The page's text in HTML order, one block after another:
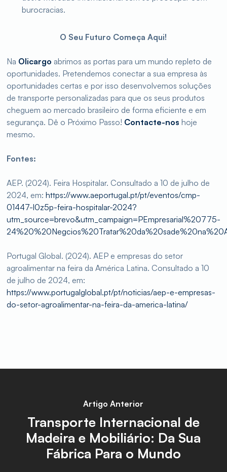
burocracias.
O Seu Futuro Começa Aqui!
Na Olicargo abrimos as portas para um mundo repleto de
oportunidades. Pretendemos conectar a sua empresa às
oportunidades certas e por isso desenvolvemos soluções
de transporte personalizadas para que os seus produtos
cheguem ao mercado brasileiro de forma eficiente e em
segurança. Dê o Próximo Passo! Contacte-nos hoje
mesmo.
Fontes:
AEP. (2024). Feira Hospitalar. Consultado a 10 de julho de
2024, em:https://www.aeportugal.pt/pt/eventos/cmp-
01447-l0z5p-feira-hospitalar-2024?
utm_source=brevo&utm_campaign=PEmpresarial%20775-
Portugal Global. (2024). AEP e empresas do setor
agroalimentar na feira da América Latina. Consultado a 10
de julho de 2024, em:
https://www.portugalglobal.pt/pt/noticias/aep-e-empresas-
do-setor-agroalimentar-na-feira-da-america-latina/
Artigo Anterior
Transporte Internacional de
Madeira e Mobiliário: Da Sua
Fábrica Para o Mundo